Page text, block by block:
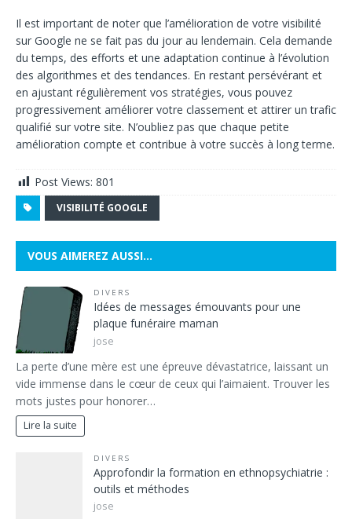
Il est important de noter que l’amélioration de votre visibilité
sur Google ne se fait pas du jour au lendemain. Cela demande
du temps, des efforts et une adaptation continue à l’évolution
des algorithmes et des tendances. En restant persévérant et
en ajustant régulièrement vos stratégies, vous pouvez
progressivement améliorer votre classement et attirer un trafic
qualifié sur votre site. N’oubliez pas que chaque petite
amélioration compte et contribue à votre succès à long terme.
Post Views: 801
VISIBILITÉ GOOGLE
VOUS AIMEREZ AUSSI…
DIVERS
Idées de messages émouvants pour une
plaque funéraire maman
jose
La perte d’une mère est une épreuve dévastatrice, laissant un
vide immense dans le cœur de ceux qui l’aimaient. Trouver les
mots justes pour honorer…
Lire la suite
DIVERS
Approfondir la formation en ethnopsychiatrie :
outils et méthodes
jose